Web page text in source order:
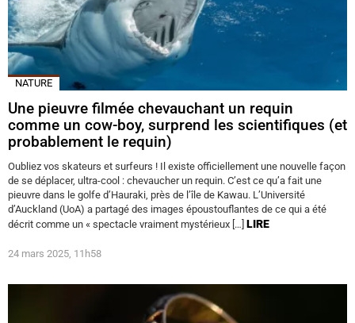
NATURE
Une pieuvre filmée chevauchant un requin
comme un cow-boy, surprend les scientifiques (et
probablement le requin)
Oubliez vos skateurs et surfeurs ! Il existe officiellement une nouvelle façon
de se déplacer, ultra-cool : chevaucher un requin. C’est ce qu’a fait une
pieuvre dans le golfe d’Hauraki, près de l’île de Kawau. L’Université
d’Auckland (UoA) a partagé des images époustouflantes de ce qui a été
décrit comme un « spectacle vraiment mystérieux […] LIRE
24 mars 2025, 11h58